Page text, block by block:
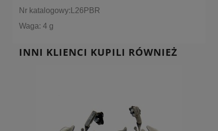
Nr katalogowy:L26PBR
Waga: 4 g
INNI KLIENCI KUPILI RÓWNIEŻ